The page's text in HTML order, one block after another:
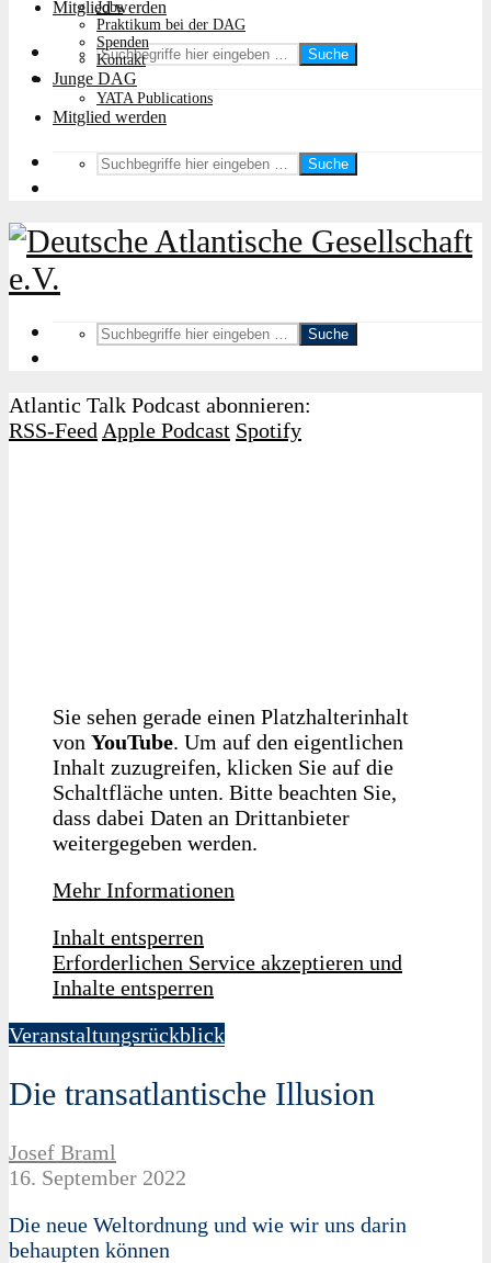
Mitglied werden
Suche
Jobs
Praktikum bei der DAG
Spenden
Kontakt
Junge DAG
YATA Publications
Mitglied werden
Suche
Suche
Atlantic Talk Podcast abonnieren:
RSS-Feed Apple Podcast Spotify
Sie sehen gerade einen Platzhalterinhalt
von YouTube. Um auf den eigentlichen
Inhalt zuzugreifen, klicken Sie auf die
Schaltfläche unten. Bitte beachten Sie,
dass dabei Daten an Drittanbieter
weitergegeben werden.
Mehr Informationen
Inhalt entsperren
Erforderlichen Service akzeptieren und
Inhalte entsperren
Veranstaltungsrückblick
Die transatlantische Illusion
Josef Braml
16. September 2022
Die neue Weltordnung und wie wir uns darin
behaupten können